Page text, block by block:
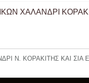
ΧΑΛΑΝΔΡΙ
Ν. ΚΟΡΑΚΙΤΗΣ ΚΑΙ ΣΙΑ